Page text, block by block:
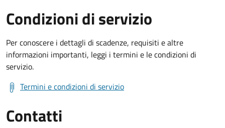
Condizioni di servizio
Per conoscere i dettagli di scadenze, requisiti e altre
informazioni importanti, leggi i termini e le condizioni di
servizio.
Termini e condizioni di servizio
Contatti